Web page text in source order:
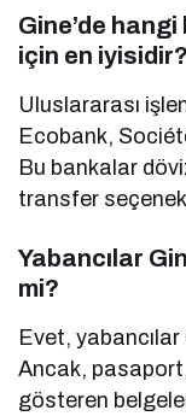
Gine’de
için en iyisidir?
Uluslararası
Ecobank,
Bu bankalar
transfer
Yabancılar
mi?
Evet, yabancılar
Ancak,
gösteren